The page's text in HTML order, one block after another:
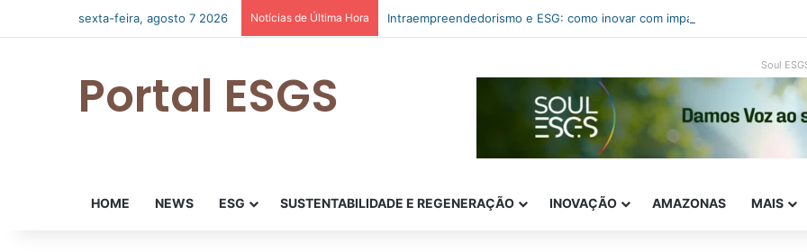
sexta-feira, agosto 7 2026 Notícias de Última Hora Intraempreendedorismo e ESG: como inovar com impacto real
Portal ESGS Soul
HOME NEWS ESG SUSTENTABILIDADE E REGENERAÇÃO INOVAÇÃO AMAZONAS MAIS